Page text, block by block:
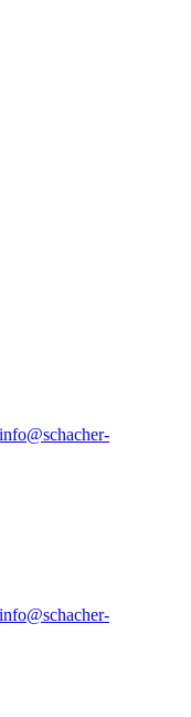
info@schacher-
info@schacher-